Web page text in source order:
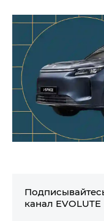
канал EVOLUTE